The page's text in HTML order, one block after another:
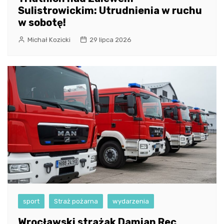
Sulistrowickim: Utrudnienia w ruchu
w sobotę!
Michał Kozicki 29 lipca 2026
sport Straż pożarna wydarzenia